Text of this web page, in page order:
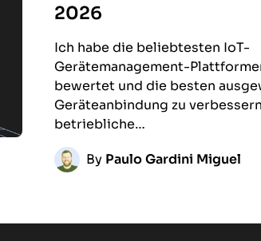
2026
Ich habe die beliebtesten IoT-
Gerätemanagement-
bewertet und die besten
Geräteanbindung zu
betriebliche…
By Paulo Gardini Miguel